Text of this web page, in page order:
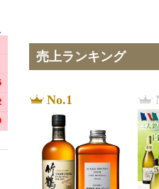
売上ランキング
No.1